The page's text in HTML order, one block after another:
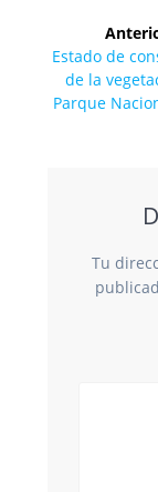
deEntrada
anterior:
Estado de
de la
Parque
Tu